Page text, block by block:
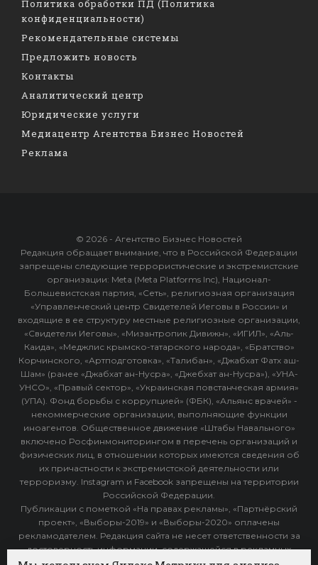
Политика обработки ПД (Политика
конфиденциальности)
Рекомендательные системы
Предложить новость
Контакты
Аналитический центр
Юридические услуги
Медиацентр Агентства Бизнес Новостей
Реклама
© 2026 - Агентство Бизнес Новостей
Редакция обращает внимание, что в Российской Федерации
запрещены следующие террористические и экстремистские
организации: Meta (Meta Platforms Inc), Национал-
Большевистская партия, «Сеть», религиозная организация
«Управленческий центр Свидетелей Иеговы в России» и
входящие в ее структуру местные религиозные организации,
«Свидетели Иеговы», «Мизантропик Дивижн», «ИГИЛ», «Аль-
Каида», «Меджлис крымско-татарского народа», «Братство»
Корчинского, «Артподготовка», «Талибан», «Джабхат Фатх аш-
Шам» (ранее «Джабхат ан-Нусра», «Джебхат ан-Нусра»), «УНА-
УНСО», «Правый сектор», «Украинская повстанческая армия»
(УПА). Фонд борьбы с коррупцией» (ФБК), «Альянс врачей» -
некоммерческие организации, выполняющие функции
иноагентов. Общественное движение «Штабы Навального»
включено Росфинмониторингом в перечень организаций и
физических лиц, в отношении которых имеются сведения об
их причастности к экстремистской деятельности или
терроризму. Instagram и Facebook запрещены на территории
Российской Федерации.
Публикации с пометкой «На правах рекламы», «Партнёрский
проект», «Выборы-2019» и «Выборы-2020» оплачены
рекламодателем. Редакция сайта не несет ответственности за
достоверность информации, содержащейся в рекламных
объявлениях.